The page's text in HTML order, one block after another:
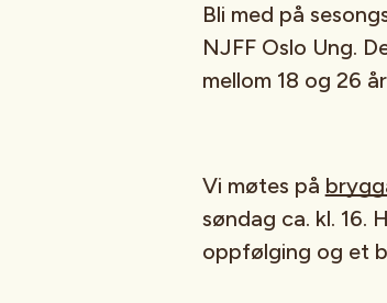
Bli med på
NJFF Oslo Ung.
mellom 18 og 26
Vi møtes på
søndag ca. kl. 16.
oppfølging og et